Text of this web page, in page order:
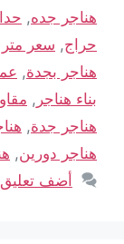
هناجر جده,
حراج, سعر متر
هناجر بجدة,
بناء هناجر ,
هناجر جدة,
هناجر دورين,
أضف تعليق